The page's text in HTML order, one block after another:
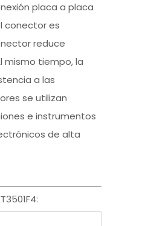
placa a placa
conector es
reduce
mismo tiempo, la
a las
se utilizan
e instrumentos
de alta